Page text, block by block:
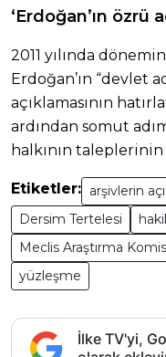
‘Erdoğan’ın özrü
2011 yılında
Erdoğan’ın “devlet
açıklamasının
ardından somut
halkının taleplerinin
Etiketler: arşivlerin
Dersim Tertelesi
Meclis Araştırma
yüzleşme
İlke TV'yi,